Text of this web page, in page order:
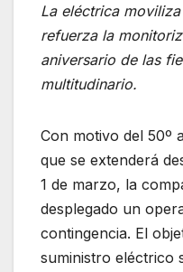
La eléctrica
refuerza la
aniversario de las
multitudinario.
Con motivo del 50º
que se extenderá
1 de marzo, la
desplegado un
contingencia. El
suministro eléctrico